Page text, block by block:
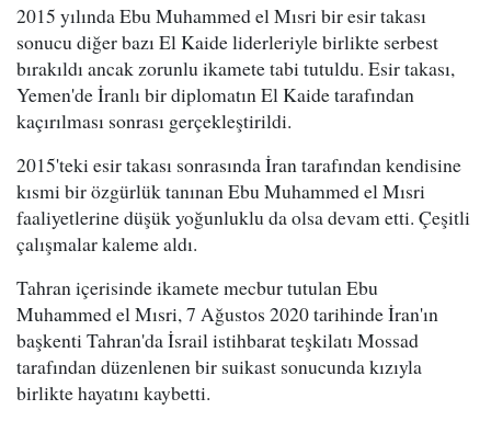
2015 yılında Ebu Muhammed el Mısri bir esir takası
sonucu diğer bazı El Kaide liderleriyle birlikte serbest
bırakıldı ancak zorunlu ikamete tabi tutuldu. Esir takası,
Yemen'de İranlı bir diplomatın El Kaide tarafından
kaçırılması sonrası gerçekleştirildi.
2015'teki esir takası sonrasında İran tarafından kendisine
kısmi bir özgürlük tanınan Ebu Muhammed el Mısri
faaliyetlerine düşük yoğunluklu da olsa devam etti. Çeşitli
çalışmalar kaleme aldı.
Tahran içerisinde ikamete mecbur tutulan Ebu
Muhammed el Mısri, 7 Ağustos 2020 tarihinde İran'ın
başkenti Tahran'da İsrail istihbarat teşkilatı Mossad
tarafından düzenlenen bir suikast sonucunda kızıyla
birlikte hayatını kaybetti.